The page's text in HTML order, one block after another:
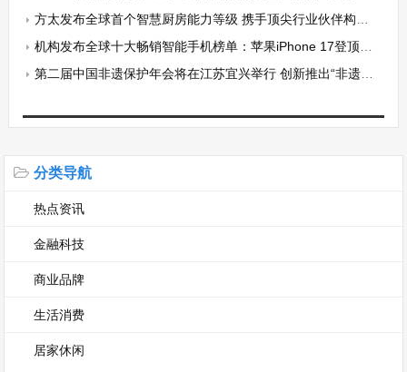
方太发布全球首个智慧厨房能力等级 携手顶尖行业伙伴构建开放生态
机构发布全球十大畅销智能手机榜单：苹果iPhone 17登顶，小米Redmi A5第十
第二届中国非遗保护年会将在江苏宜兴举行 创新推出“非遗大集”
分类导航
热点资讯
金融科技
商业品牌
生活消费
居家休闲